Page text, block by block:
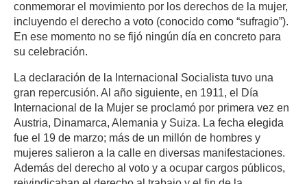
conmemorar el movimiento por los derechos de la mujer,
incluyendo el derecho a voto (conocido como “sufragio”).
En ese momento no se fijó ningún día en concreto para
su celebración.
La declaración de la Internacional Socialista tuvo una
gran repercusión. Al año siguiente, en 1911, el Día
Internacional de la Mujer se proclamó por primera vez en
Austria, Dinamarca, Alemania y Suiza. La fecha elegida
fue el 19 de marzo; más de un millón de hombres y
mujeres salieron a la calle en diversas manifestaciones.
Además del derecho al voto y a ocupar cargos públicos,